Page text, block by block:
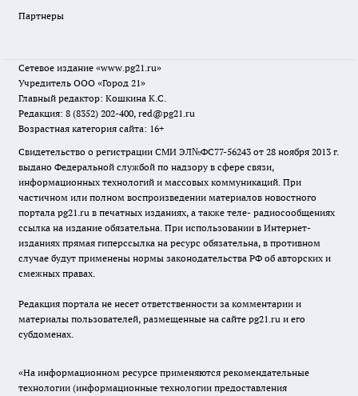
Партнеры
Сетевое издание «www.pg21.ru»
Учредитель ООО «Город 21»
Главный редактор: Кошкина К.С.
Редакция: 8 (8352) 202-400, red@pg21.ru
Возрастная категория сайта: 16+
Свидетельство о регистрации СМИ ЭЛ№ФС77-56243 от 28 ноября 2013 г.
выдано Федеральной службой по надзору в сфере связи,
информационных технологий и массовых коммуникаций. При
частичном или полном воспроизведении материалов новостного
портала pg21.ru в печатных изданиях, а также теле- радиосообщениях
ссылка на издание обязательна. При использовании в Интернет-
изданиях прямая гиперссылка на ресурс обязательна, в противном
случае будут применены нормы законодательства РФ об авторских и
смежных правах.
Редакция портала не несет ответственности за комментарии и
материалы пользователей, размещенные на сайте pg21.ru и его
субдоменах.
«На информационном ресурсе применяются рекомендательные
технологии (информационные технологии предоставления